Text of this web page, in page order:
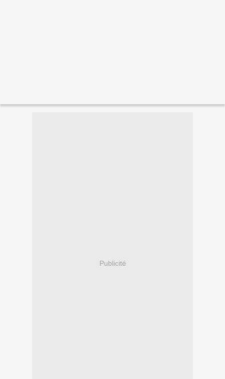
Publicité